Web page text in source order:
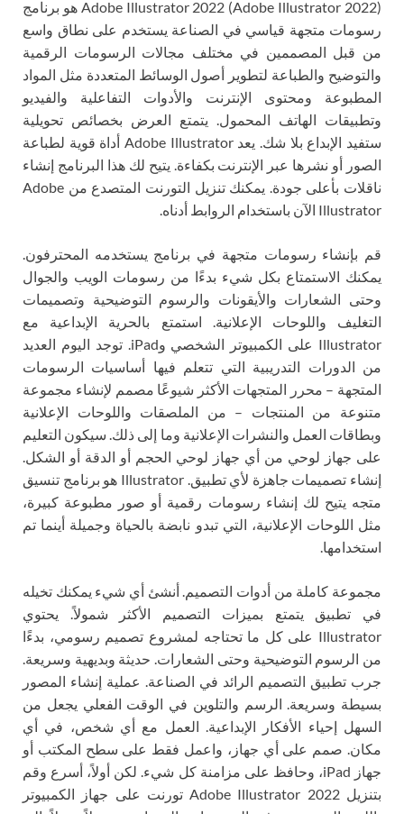
Adobe Illustrator 2022 (Adobe Illustrator 2022) هو برنامج
رسومات متجهة قياسي في الصناعة يستخدم على نطاق واسع
من قبل المصممين في مختلف مجالات الرسومات الرقمية
والتوضيح والطباعة لتطوير أصول الوسائط المتعددة مثل المواد
المطبوعة ومحتوى الإنترنت والأدوات التفاعلية والفيديو
وتطبيقات الهاتف المحمول. يتمتع العرض بخصائص تحويلية
ستفيد الإبداع بلا شك. يعد Adobe Illustrator أداة قوية لطباعة
الصور أو نشرها عبر الإنترنت بكفاءة. يتيح لك هذا البرنامج إنشاء
ناقلات بأعلى جودة. يمكنك تنزيل التورنت المتصدع من Adobe
Illustrator الآن باستخدام الروابط أدناه.
قم بإنشاء رسومات متجهة في برنامج يستخدمه المحترفون.
يمكنك الاستمتاع بكل شيء بدءًا من رسومات الويب والجوال
وحتى الشعارات والأيقونات والرسوم التوضيحية وتصميمات
التغليف واللوحات الإعلانية. استمتع بالحرية الإبداعية مع
Illustrator على الكمبيوتر الشخصي وiPad. توجد اليوم العديد
من الدورات التدريبية التي تتعلم فيها أساسيات الرسومات
المتجهة – محرر المتجهات الأكثر شيوعًا مصمم لإنشاء مجموعة
متنوعة من المنتجات – من الملصقات واللوحات الإعلانية
وبطاقات العمل والنشرات الإعلانية وما إلى ذلك. سيكون التعليم
على جهاز لوحي من أي جهاز لوحي الحجم أو الدقة أو الشكل.
إنشاء تصميمات جاهزة لأي تطبيق. Illustrator هو برنامج تنسيق
متجه يتيح لك إنشاء رسومات رقمية أو صور مطبوعة كبيرة،
مثل اللوحات الإعلانية، التي تبدو نابضة بالحياة وجميلة أينما تم
استخدامها.
مجموعة كاملة من أدوات التصميم. أنشئ أي شيء يمكنك تخيله
في تطبيق يتمتع بميزات التصميم الأكثر شمولاً. يحتوي
Illustrator على كل ما تحتاجه لمشروع تصميم رسومي، بدءًا
من الرسوم التوضيحية وحتى الشعارات. حديثة وبديهية وسريعة.
جرب تطبيق التصميم الرائد في الصناعة. عملية إنشاء المصور
بسيطة وسريعة. الرسم والتلوين في الوقت الفعلي يجعل من
السهل إحياء الأفكار الإبداعية. العمل مع أي شخص، في أي
مكان. صمم على أي جهاز، واعمل فقط على سطح المكتب أو
جهاز iPad، وحافظ على مزامنة كل شيء. لكن أولاً، أسرع وقم
بتنزيل Adobe Illustrator 2022 تورنت على جهاز الكمبيوتر